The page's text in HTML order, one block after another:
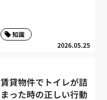
2026.05.25
知識
賃貸物件でトイレが詰
まった時の正しい行動